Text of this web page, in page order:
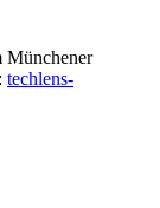
Münchener
techlens-